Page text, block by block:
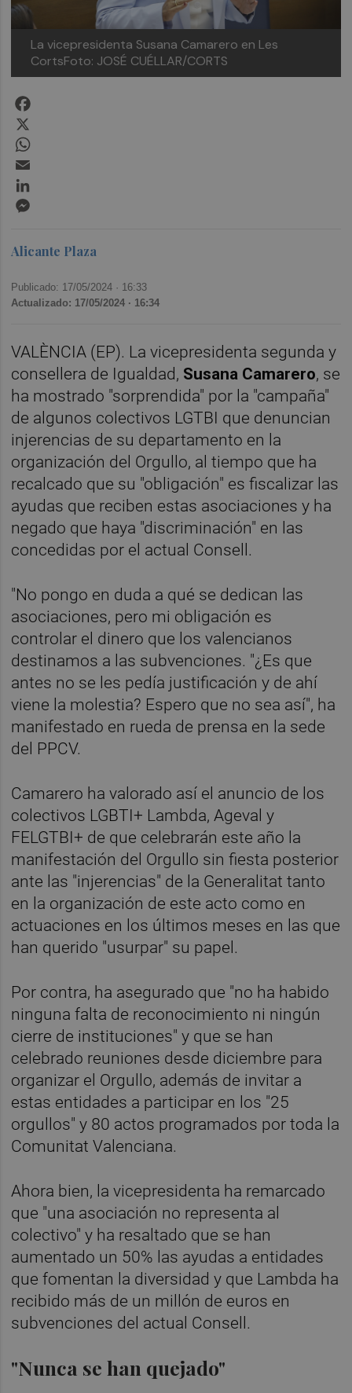
La vicepresidenta Susana Camarero en Les
CortsFoto: JOSÉ CUÉLLAR/CORTS
Alicante Plaza
Publicado: 17/05/2024 · 16:33
Actualizado: 17/05/2024 · 16:34
VALÈNCIA (EP). La vicepresidenta segunda y
consellera de Igualdad, Susana Camarero, se
ha mostrado "sorprendida" por la "campaña"
de algunos colectivos LGTBI que denuncian
injerencias de su departamento en la
organización del Orgullo, al tiempo que ha
recalcado que su "obligación" es fiscalizar las
ayudas que reciben estas asociaciones y ha
negado que haya "discriminación" en las
concedidas por el actual Consell.
"No pongo en duda a qué se dedican las
asociaciones, pero mi obligación es
controlar el dinero que los valencianos
destinamos a las subvenciones. "¿Es que
antes no se les pedía justificación y de ahí
viene la molestia? Espero que no sea así", ha
manifestado en rueda de prensa en la sede
del PPCV.
Camarero ha valorado así el anuncio de los
colectivos LGBTI+ Lambda, Ageval y
FELGTBI+ de que celebrarán este año la
manifestación del Orgullo sin fiesta posterior
ante las "injerencias" de la Generalitat tanto
en la organización de este acto como en
actuaciones en los últimos meses en las que
han querido "usurpar" su papel.
Por contra, ha asegurado que "no ha habido
ninguna falta de reconocimiento ni ningún
cierre de instituciones" y que se han
celebrado reuniones desde diciembre para
organizar el Orgullo, además de invitar a
estas entidades a participar en los "25
orgullos" y 80 actos programados por toda la
Comunitat Valenciana.
Ahora bien, la vicepresidenta ha remarcado
que "una asociación no representa al
colectivo" y ha resaltado que se han
aumentado un 50% las ayudas a entidades
que fomentan la diversidad y que Lambda ha
recibido más de un millón de euros en
subvenciones del actual Consell.
"Nunca se han quejado"